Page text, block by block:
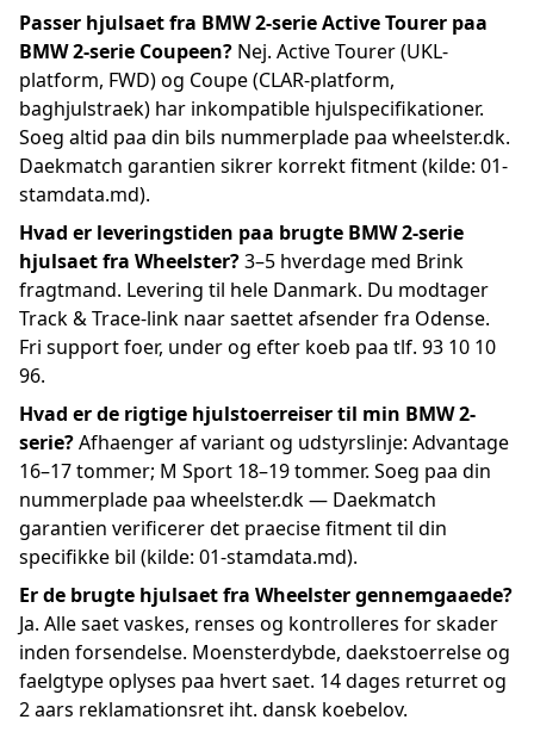
Passer hjulsaet fra BMW 2-serie Active Tourer paa
BMW 2-serie Coupeen? Nej. Active Tourer (UKL-
platform, FWD) og Coupe (CLAR-platform,
baghjulstraek) har inkompatible hjulspecifikationer.
Soeg altid paa din bils nummerplade paa wheelster.dk.
Daekmatch garantien sikrer korrekt fitment (kilde: 01-
stamdata.md).
Hvad er leveringstiden paa brugte BMW 2-serie
hjulsaet fra Wheelster?3–5 hverdage med Brink
fragtmand. Levering til hele Danmark. Du modtager
Track & Trace-link naar saettet afsender fra Odense.
Fri support foer, under og efter koeb paa tlf. 93 10 10
96.
Hvad er de rigtige hjulstoerreiser til min BMW 2-
serie?Afhaenger af variant og udstyrslinje: Advantage
16–17 tommer; M Sport 18–19 tommer. Soeg paa din
nummerplade paa wheelster.dk — Daekmatch
garantien verificerer det praecise fitment til din
specifikke bil (kilde: 01-stamdata.md).
Er de brugte hjulsaet fra Wheelster gennemgaaede?
Ja. Alle saet vaskes, renses og kontrolleres for skader
inden forsendelse. Moensterdybde, daekstoerrelse og
faelgtype oplyses paa hvert saet. 14 dages returret og
2 aars reklamationsret iht. dansk koebelov.